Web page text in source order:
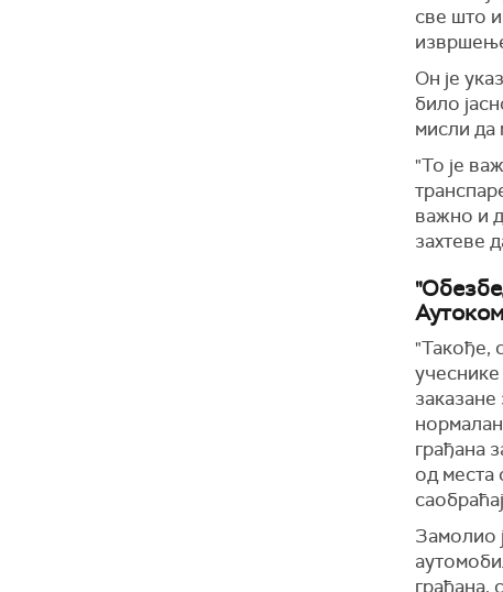
све што
Он је
било
мисли да
"То је
важно и
захтеве
"Такође,
грађана
од места
Замолио
грађана,